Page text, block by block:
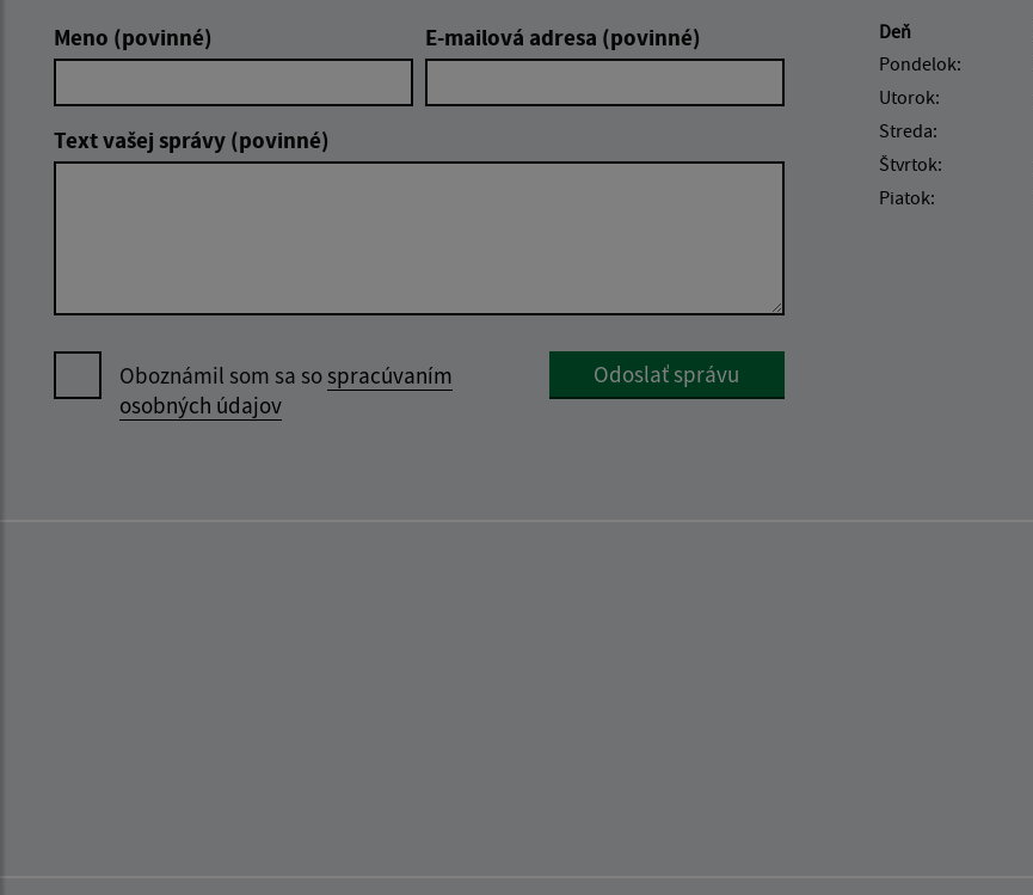
Meno (povinné) E-mailová adresa (povinné)
Text vašej správy (povinné)
Oboznámil som sa sospracúvaním
osobných údajov
Google reCaptcha Response
Odoslať správu
Deň
Pondelok:
Utorok:
Streda:
Štvrtok:
Piatok: